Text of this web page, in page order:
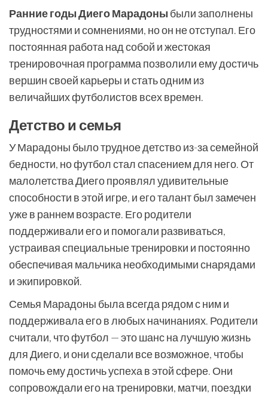
Ранние годы Диего Марадоны были заполнены
трудностями и сомнениями, но он не отступал. Его
постоянная работа над собой и жестокая
тренировочная программа позволили ему достичь
вершин своей карьеры и стать одним из
величайших футболистов всех времен.
Детство и семья
У Марадоны было трудное детство из-за семейной
бедности, но футбол стал спасением для него. От
малолетства Диего проявлял удивительные
способности в этой игре, и его талант был замечен
уже в раннем возрасте. Его родители
поддерживали его и помогали развиваться,
устраивая специальные тренировки и постоянно
обеспечивая мальчика необходимыми снарядами
и экипировкой.
Семья Марадоны была всегда рядом с ним и
поддерживала его в любых начинаниях. Родители
считали, что футбол — это шанс на лучшую жизнь
для Диего, и они сделали все возможное, чтобы
помочь ему достичь успеха в этой сфере. Они
сопровождали его на тренировки, матчи, поездки